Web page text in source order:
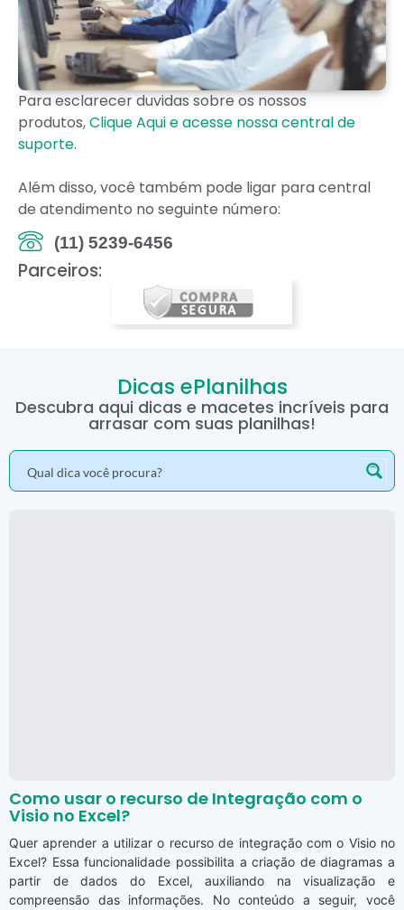
Para esclarecer duvidas sobre os nossos
produtos,Clique Aqui e acesse nossa central de
suporte.
Além disso, você também pode ligar para central
de atendimento no seguinte número:
(11) 5239-6456
Parceiros:
Dicas ePlanilhas
Descubra aqui dicas e macetes incríveis para
arrasar com suas planilhas!
Como usar o recurso de Integração com o
Visio no Excel?
Quer aprender a utilizar o recurso de integração com o Visio no
Excel? Essa funcionalidade possibilita a criação de diagramas a
partir de dados do Excel, auxiliando na visualização e
compreensão das informações. No conteúdo a seguir, você